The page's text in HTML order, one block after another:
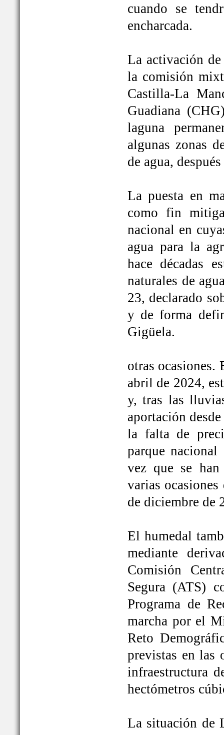
cuando se
encharcada.
La activación
la comisión
Castilla-La
Guadiana
laguna
algunas zonas
de agua,
La puesta en
como fin
nacional en
agua para la
hace décadas
naturales de
23, declarado
y de forma
Gigüela.
otras ocasiones.
abril de 2024,
y, tras las
aportación
la falta de
parque
vez que se
varias
de diciembre de
El humedal
mediante
Comisión
Segura (ATS)
Programa de
marcha por el
Reto
previstas en las
infraestructura
hectómetros
La situación de